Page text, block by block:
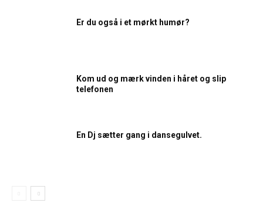
Er du også i et mørkt humør?
Kom ud og mærk vinden i håret og slip
telefonen
En Dj sætter gang i dansegulvet.